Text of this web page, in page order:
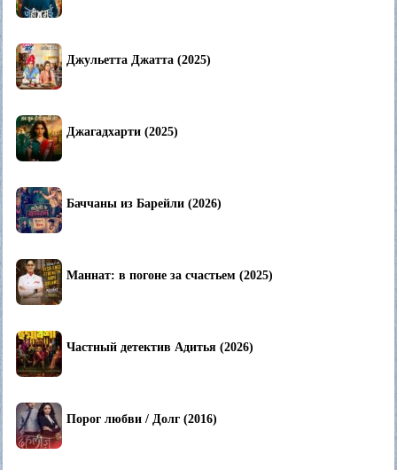
Джульетта Джатта (2025)
Джагадхарти (2025)
Баччаны из Барейли (2026)
Маннат: в погоне за счастьем (2025)
Частный детектив Адитья (2026)
Порог любви / Долг (2016)